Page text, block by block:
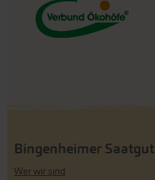
Bingenheimer Saatgut
Wer wir sind